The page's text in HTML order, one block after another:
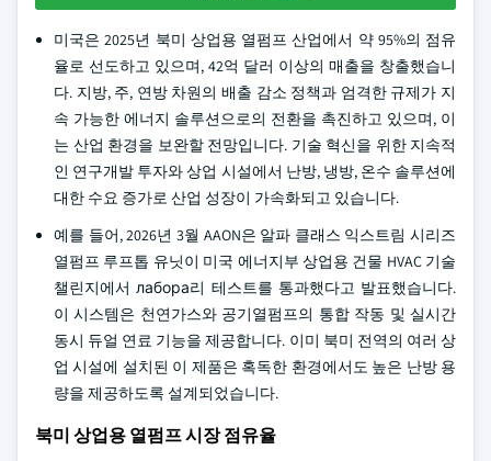
미국은 2025년 북미 상업용 열펌프 산업에서 약 95%의 점유
율로 선도하고 있으며, 42억 달러 이상의 매출을 창출했습니
다. 지방, 주, 연방 차원의 배출 감소 정책과 엄격한 규제가 지
속 가능한 에너지 솔루션으로의 전환을 촉진하고 있으며, 이
는 산업 환경을 보완할 전망입니다. 기술 혁신을 위한 지속적
인 연구개발 투자와 상업 시설에서 난방, 냉방, 온수 솔루션에
대한 수요 증가로 산업 성장이 가속화되고 있습니다.
예를 들어, 2026년 3월 AAON은 알파 클래스 익스트림 시리즈
열펌프 루프톱 유닛이 미국 에너지부 상업용 건물 HVAC 기술
챌린지에서 лабора리 테스트를 통과했다고 발표했습니다.
이 시스템은 천연가스와 공기열펌프의 통합 작동 및 실시간
동시 듀얼 연료 기능을 제공합니다. 이미 북미 전역의 여러 상
업 시설에 설치된 이 제품은 혹독한 환경에서도 높은 난방 용
량을 제공하도록 설계되었습니다.
북미 상업용 열펌프 시장 점유율